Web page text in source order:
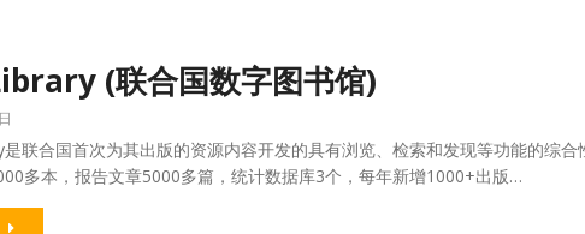
(联合国数字图书馆)
联合国首次为其出版的资源内容开发的具有浏览、检索和发现等功能的综
多本，报告文章5000多篇，统计数据库3个，每年新增1000+出版…